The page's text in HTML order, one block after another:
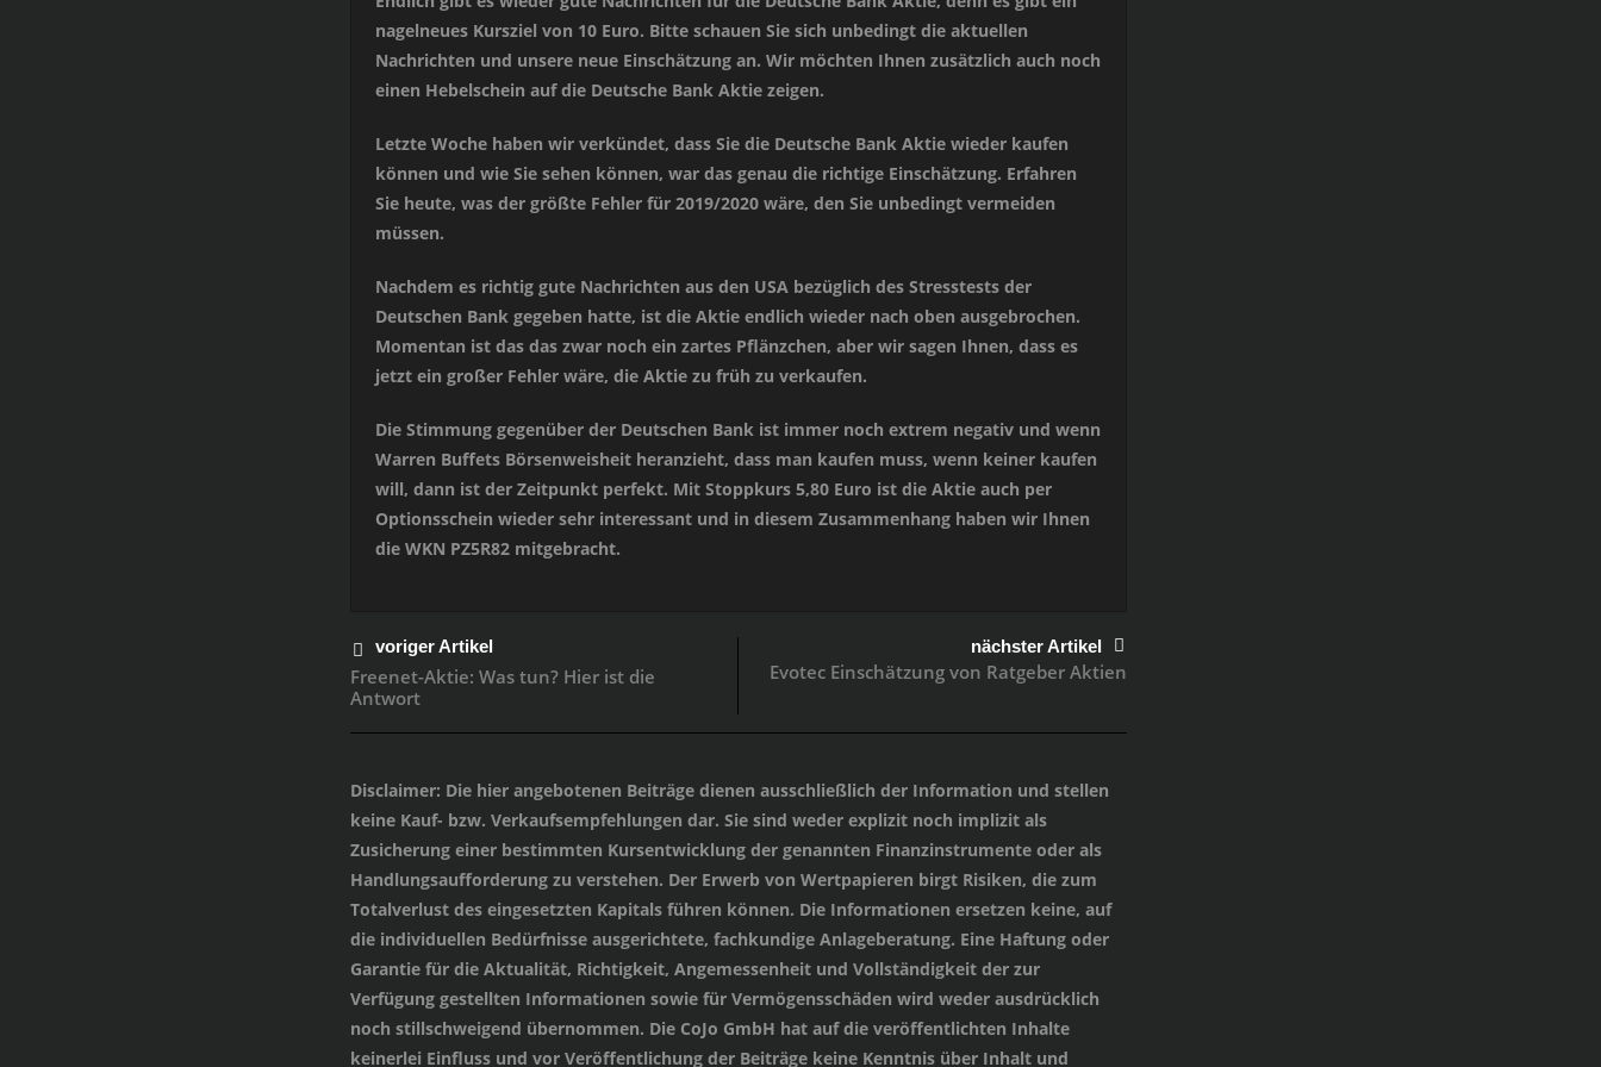
nagelneues Kursziel von 10 Euro. Bitte schauen Sie sich unbedingt die aktuellen
Nachrichten und unsere neue Einschätzung an. Wir möchten Ihnen zusätzlich auch noch
einen Hebelschein auf die Deutsche Bank Aktie zeigen.
Letzte Woche haben wir verkündet, dass Sie die Deutsche Bank Aktie wieder kaufen
können und wie Sie sehen können, war das genau die richtige Einschätzung. Erfahren
Sie heute, was der größte Fehler für 2019/2020 wäre, den Sie unbedingt vermeiden
müssen.
Nachdem es richtig gute Nachrichten aus den USA bezüglich des Stresstests der
Deutschen Bank gegeben hatte, ist die Aktie endlich wieder nach oben ausgebrochen.
Momentan ist das das zwar noch ein zartes Pflänzchen, aber wir sagen Ihnen, dass es
jetzt ein großer Fehler wäre, die Aktie zu früh zu verkaufen.
Die Stimmung gegenüber der Deutschen Bank ist immer noch extrem negativ und wenn
Warren Buffets Börsenweisheit heranzieht, dass man kaufen muss, wenn keiner kaufen
will, dann ist der Zeitpunkt perfekt. Mit Stoppkurs 5,80 Euro ist die Aktie auch per
Optionsschein wieder sehr interessant und in diesem Zusammenhang haben wir Ihnen
die WKN PZ5R82 mitgebracht.
voriger Artikel
Freenet-Aktie: Was tun? Hier ist die
Antwort
nächster Artikel
Evotec Einschätzung von Ratgeber Aktien
Disclaimer: Die hier angebotenen Beiträge dienen ausschließlich der Information und stellen
keine Kauf- bzw. Verkaufsempfehlungen dar. Sie sind weder explizit noch implizit als
Zusicherung einer bestimmten Kursentwicklung der genannten Finanzinstrumente oder als
Handlungsaufforderung zu verstehen. Der Erwerb von Wertpapieren birgt Risiken, die zum
Totalverlust des eingesetzten Kapitals führen können. Die Informationen ersetzen keine, auf
die individuellen Bedürfnisse ausgerichtete, fachkundige Anlageberatung. Eine Haftung oder
Garantie für die Aktualität, Richtigkeit, Angemessenheit und Vollständigkeit der zur
Verfügung gestellten Informationen sowie für Vermögensschäden wird weder ausdrücklich
noch stillschweigend übernommen. Die CoJo GmbH hat auf die veröffentlichten Inhalte
keinerlei Einfluss und vor Veröffentlichung der Beiträge keine Kenntnis über Inhalt und